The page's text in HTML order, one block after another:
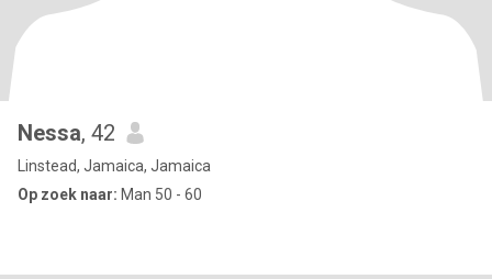
Nessa, 42
Linstead, Jamaica, Jamaica
Op zoek naar: Man 50 - 60